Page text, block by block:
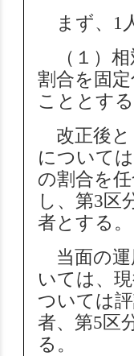
まず、1
（１）相
割合を固
こととす
改正後と
について
の割合を
し、第3区
者とする。
当面の運
いては、
ついては
者、第5区
る。